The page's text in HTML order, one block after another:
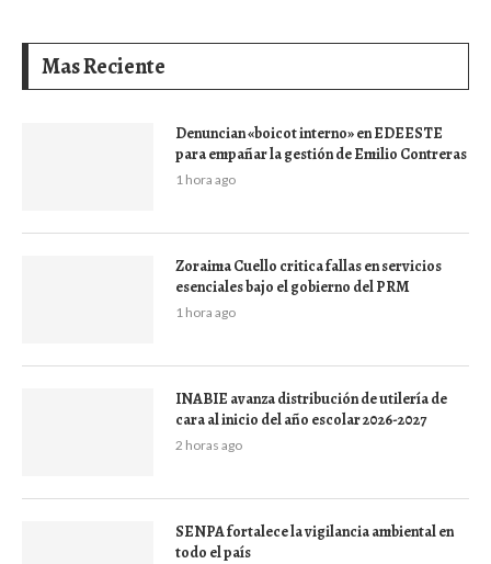
Mas Reciente
Denuncian «boicot interno» en EDEESTE
para empañar la gestión de Emilio Contreras
1 hora ago
Zoraima Cuello critica fallas en servicios
esenciales bajo el gobierno del PRM
1 hora ago
INABIE avanza distribución de utilería de
cara al inicio del año escolar 2026-2027
2 horas ago
SENPA fortalece la vigilancia ambiental en
todo el país